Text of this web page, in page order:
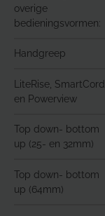
overige
bedieningsvormen:
Handgreep
LiteRise, SmartCord
en Powerview
Top down- bottom
up (25- en 32mm)
Top down- bottom
up (64mm)